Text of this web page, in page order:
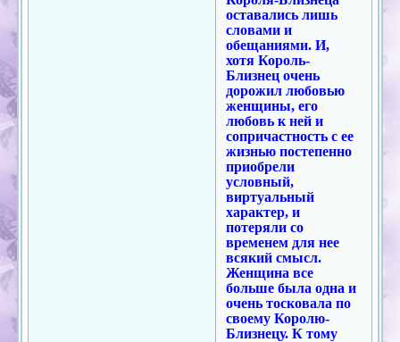
оставались лишь
словами и
обещаниями. И,
хотя Король-
Близнец очень
дорожил любовью
женщины, его
любовь к ней и
сопричастность с ее
жизнью постепенно
приобрели
условный,
виртуальный
характер, и
потеряли со
временем для нее
всякий смысл.
Женщина все
больше была одна и
очень тосковала по
своему Королю-
Близнецу. К тому